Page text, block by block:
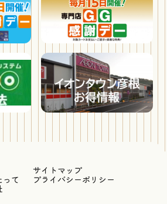
サイトマップ
て
プライバシーポリシー